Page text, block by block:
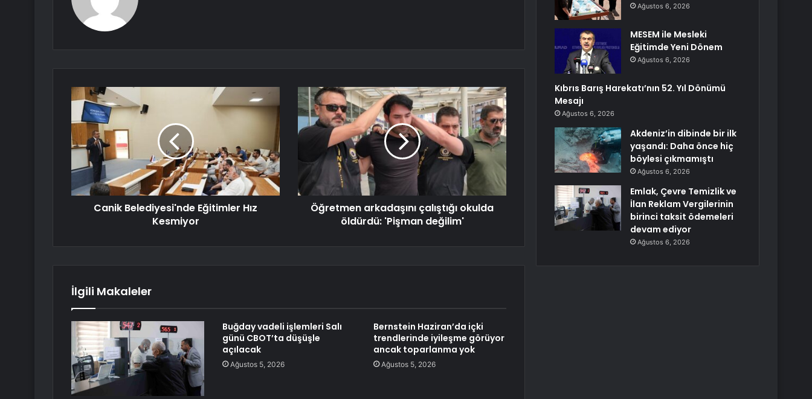
Canik Belediyesi'nde Eğitimler Hız
Kesmiyor
Öğretmen arkadaşını çalıştığı okulda
öldürdü: 'Pişman değilim'
İlgili Makaleler
Buğday vadeli işlemleri Salı
günü CBOT’ta düşüşle
açılacak
Ağustos 5, 2026
Bernstein Haziran’da içki
trendlerinde iyileşme görüyor
ancak toparlanma yok
Ağustos 5, 2026
Ağustos 6, 2026
MESEM ile Mesleki
Eğitimde Yeni Dönem
Ağustos 6, 2026
Kıbrıs Barış Harekatı’nın 52. Yıl Dönümü
Mesajı
Ağustos 6, 2026
Akdeniz’in dibinde bir ilk
yaşandı: Daha önce hiç
böylesi çıkmamıştı
Ağustos 6, 2026
Emlak, Çevre Temizlik ve
İlan Reklam Vergilerinin
birinci taksit ödemeleri
devam ediyor
Ağustos 6, 2026